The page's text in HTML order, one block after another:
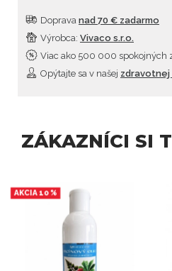
Doprava nad 70 € zadarmo
Viac ako 500 000 spokojných
Výrobca: Vivaco s.r.o.
Opýtajte sa v našej zdravotnej
ZÁKAZNÍCI SI
AKCIA 10 %